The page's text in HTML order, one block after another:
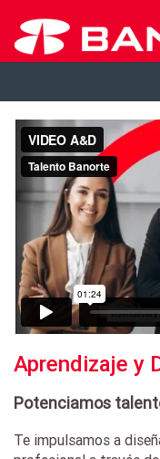
Aprendizaje y
Potenciamos
Te impulsamos a